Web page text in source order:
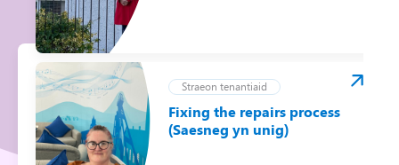
Straeon tenantiaid
Fixing the repairs process
(Saesneg yn unig)